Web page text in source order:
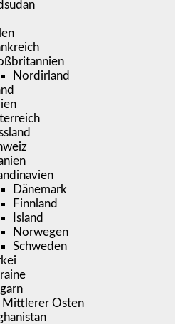
Nordirland
Dänemark
Finnland
Island
Norwegen
Schweden
Mittlerer Osten